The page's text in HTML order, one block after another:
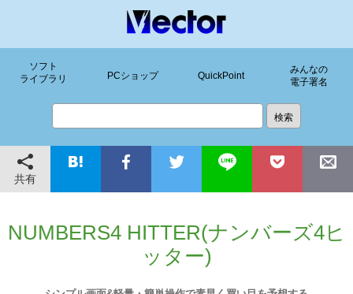
ソフト
ライブラリ
PCショップ QuickPoint
みんなの
電子署名
共有
NUMBERS4 HITTER(ナンバーズ4ヒ
ッター)